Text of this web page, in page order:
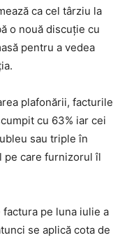
ca cel târziu la
o nouă discuție cu
pentru a vedea
plafonării, facturile
cu 63% iar cei
sau triple în
pe care furnizorul îl
pe luna iulie a
se aplică cota de